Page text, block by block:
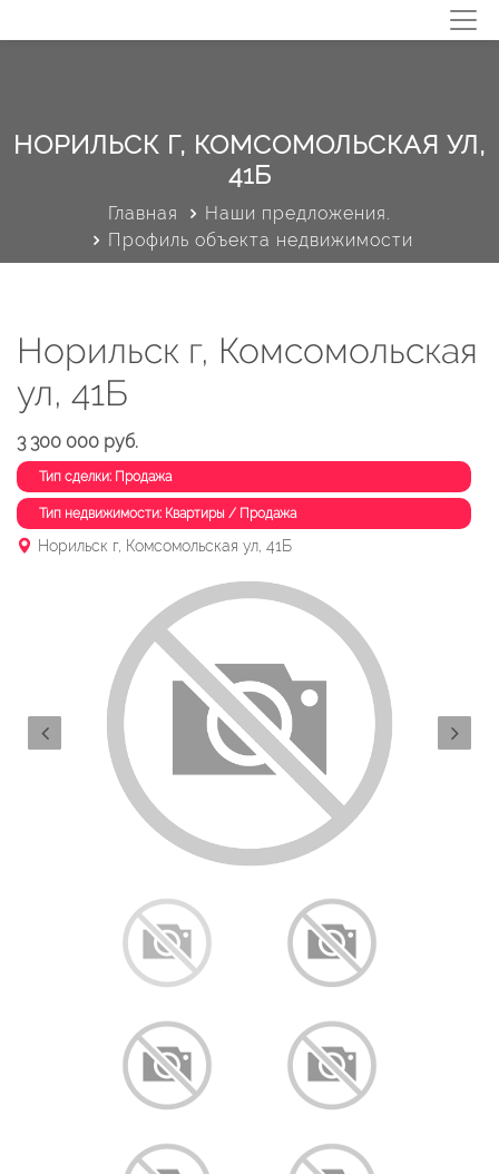
НОРИЛЬСК Г, КОМСОМОЛЬСКАЯ УЛ,
41Б
Главная
Наши предложения.
Профиль объекта недвижимости
Норильск г, Комсомольская
ул, 41Б
3 300 000 руб.
Тип сделки: Продажа
Тип недвижимости: Квартиры / Продажа
Норильск г, Комсомольская ул, 41Б